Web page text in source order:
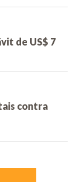
de US$ 7
contra